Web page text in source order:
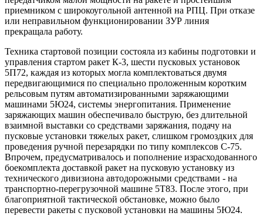
приемником с широкоугольной антенной на РПЦ. При отказе
или неправильном функционировании ЗУР линия
прекращала работу.
Техника стартовой позиции состояла из кабины подготовки и
управления стартом ракет К-3, шести пусковых установок
5П72, каждая из которых могла комплектоваться двумя
передвигающимися по специально проложенным коротким
рельсовым путям автоматизированными заряжающими
машинами 5Ю24, системы энергопитания. Применение
заряжающих машин обеспечивало быструю, без длительной
взаимной выставки со средствами заряжания, подачу на
пусковые установки тяжелых ракет, слишком громоздких для
проведения ручной перезарядки по типу комплексов С-75.
Впрочем, предусматривалось и пополнение израсходованного
боекомплекта доставкой ракет на пусковую установку из
технического дивизиона автодорожными средствами - на
транспортно-перегрузочной машине 5Т83. После этого, при
благоприятной тактической обстановке, можно было
перевести ракеты с пусковой установки на машины 5Ю24.